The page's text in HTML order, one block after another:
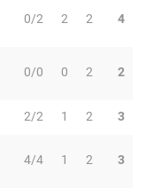
0/2 2 2 4
0/0 0 2 2
2/2 1 2 3
4/4 1 2 3